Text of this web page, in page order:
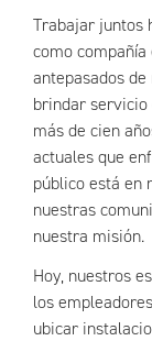
Trabajar juntos
como
antepasados
brindar servicio
más de cien
actuales que
público está en
nuestras
nuestra misión.
Hoy, nuestros
los
ubicar